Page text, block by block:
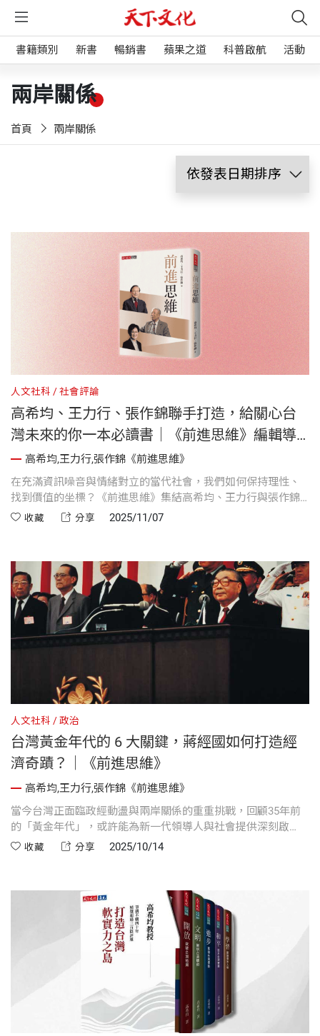
書籍類別 新書 暢銷書 蘋果之道 科普啟航 活動
兩岸關係
首頁 兩岸關係
人文社科 社會評論
高希均、王力行、張作錦聯手打造，給關心台
灣未來的你一本必讀書｜《前進思維》編輯導
讀 高希均,王力行,張作錦《前進思維》
在充滿資訊噪音與情緒對立的當代社會，我們如何保持理性、
找到價值的坐標？《前進思維》集結高希均、王力行與張作錦
三位橫跨經濟、教育、媒體與國際觀察的作者，以九大章節、
收藏 分享 2025/11/07
人文社科 政治
台灣黃金年代的 6 大關鍵，蔣經國如何打造經
濟奇蹟？｜《前進思維》
高希均,王力行,張作錦《前進思維》
當今台灣正面臨政經動盪與兩岸關係的重重挑戰，回顧35年前
的「黃金年代」，或許能為新一代領導人與社會提供深刻啟
示。《前進思維》透過蔣經國領導下的政策、態度與改革手
收藏 分享 2025/10/14